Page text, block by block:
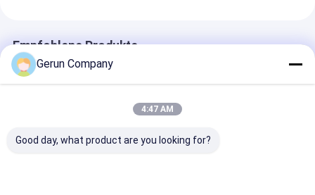
Empfohlene Produkte
Gerun Company
4:47 AM
Good day, what product are you looking for?